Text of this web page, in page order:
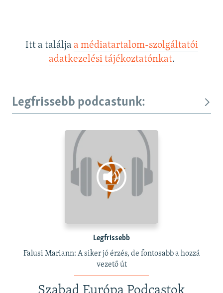
Itt a találja a médiatartalom-szolgáltatói
adatkezelési tájékoztatónkat.
Legfrissebb podcastunk:
Legfrissebb
Falusi Mariann: A siker jó érzés, de fontosabb a hozzá
vezető út